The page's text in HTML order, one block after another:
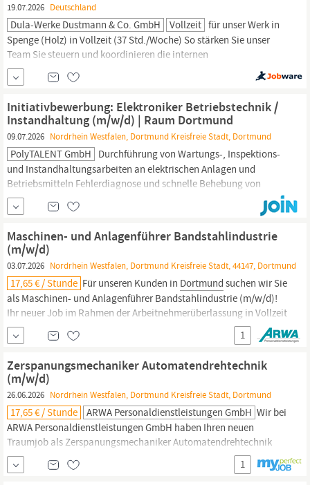
19.07.2026 Deutschland
Dula-Werke Dustmann & Co. GmbH Vollzeit für unser Werk in
Spenge (Holz) in Vollzeit (37 Std./Woche) So stärken Sie unser
Team Sie steuern und koordinieren die internen
Produktionsprozesse
und stellen in enger Abstimmung mit der
Betriebsleitung eine termin-, qualitäts- und
bedarfsgerechten Einsatz unserer...
Initiativbewerbung: Elektroniker Betriebstechnik /
Instandhaltung (m/w/d) | Raum Dortmund
09.07.2026 Nordrhein Westfalen, Dortmund Kreisfreie Stadt, Dortmund
PolyTALENT GmbH Durchführung von Wartungs-, Inspektions-
und Instandhaltungsarbeiten an elektrischen Anlagen und
Betriebsmitteln Fehlerdiagnose und schnelle Behebung von
elektrischen Störungen an
Fertigungsanlagen
Prüfung, Messung und Dokumentation elektrischer Anlagen nach
Maschinen- und Anlagenführer Bandstahlindustrie
(m/w/d)
03.07.2026 Nordrhein Westfalen, Dortmund Kreisfreie Stadt, 44147, Dortmund
17,65 € / Stunde Für unseren Kunden in Dortmund suchen wir Sie
als Maschinen- und Anlagenführer Bandstahlindustrie (m/w/d)!
Ihr neuer Job im Rahmen der Arbeitnehmerüberlassung in Vollzeit
(06:00-14:00), SchichtWochenende (14:00-23:00) im Bereich
Produktion& Fertigung
wartet auf Sie. Sie erwarten attraktive
1
Zerspanungsmechaniker Automatendrehtechnik
(m/w/d)
26.06.2026 Nordrhein Westfalen, Dortmund Kreisfreie Stadt, Dortmund
17,65 € / Stunde ARWA Personaldienstleistungen GmbH Wir bei
ARWA Personaldienstleistungen GmbH haben Ihren neuen
Traumjob als Zerspanungsmechaniker Automatendrehtechnik
(m/w/d) für Sie! In
wartet bereits im Rahmen der
Arbeitnehmerüberlassung Ihr neues Team auf Sie! Unser Kunde
1